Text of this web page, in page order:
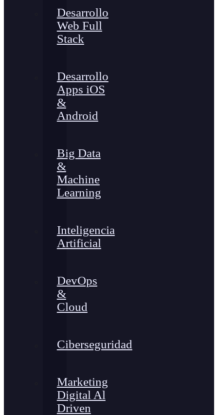
Desarrollo
Web Full
Stack
Desarrollo
Apps iOS
&
Android
Big Data
&
Machine
Learning
Inteligencia
Artificial
DevOps
&
Cloud
Ciberseguridad
Marketing
Digital Al
Driven